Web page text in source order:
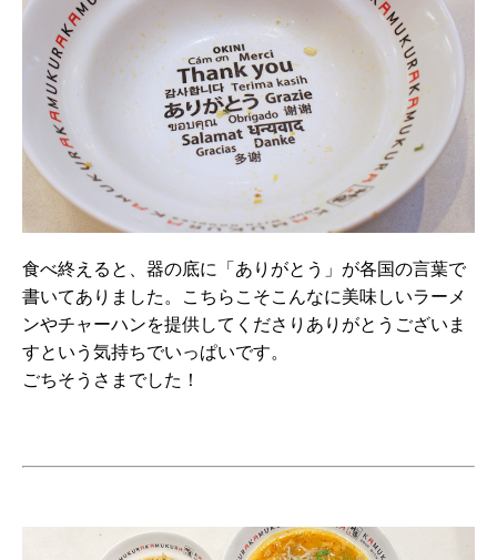
食べ終えると、器の底に「ありがとう」が各国の言葉で
書いてありました。こちらこそこんなに美味しいラーメ
ンやチャーハンを提供してくださりありがとうございま
すという気持ちでいっぱいです。
ごちそうさまでした！